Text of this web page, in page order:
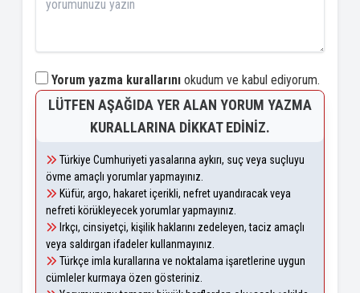
Yorum yazma kurallarını okudum ve kabul ediyorum.
LÜTFEN AŞAĞIDA YER ALAN YORUM YAZMA
KURALLARINA DIKKAT EDINIZ.
Türkiye Cumhuriyeti yasalarına aykırı, suç veya suçluyu
övme amaçlı yorumlar yapmayınız.
Küfür, argo, hakaret içerikli, nefret uyandıracak veya
nefreti körükleyecek yorumlar yapmayınız.
Irkçı, cinsiyetçi, kişilik haklarını zedeleyen, taciz amaçlı
veya saldırgan ifadeler kullanmayınız.
Türkçe imla kurallarına ve noktalama işaretlerine uygun
cümleler kurmaya özen gösteriniz.